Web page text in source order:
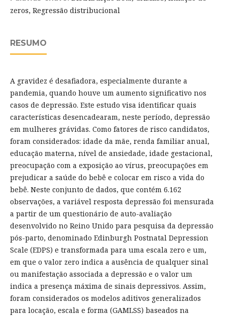
zeros, Regressão distribucional
RESUMO
A gravidez é desafiadora, especialmente durante a
pandemia, quando houve um aumento significativo nos
casos de depressão. Este estudo visa identificar quais
características desencadearam, neste período, depressão
em mulheres grávidas. Como fatores de risco candidatos,
foram considerados: idade da mãe, renda familiar anual,
educação materna, nível de ansiedade, idade gestacional,
preocupação com a exposição ao vírus, preocupações em
prejudicar a saúde do bebê e colocar em risco a vida do
bebê. Neste conjunto de dados, que contém 6.162
observações, a variável resposta depressão foi mensurada
a partir de um questionário de auto-avaliação
desenvolvido no Reino Unido para pesquisa da depressão
pós-parto, denominado Edinburgh Postnatal Depression
Scale (EDPS) e transformada para uma escala zero e um,
em que o valor zero indica a ausência de qualquer sinal
ou manifestação associada a depressão e o valor um
indica a presença máxima de sinais depressivos. Assim,
foram considerados os modelos aditivos generalizados
para locação, escala e forma (GAMLSS) baseados na